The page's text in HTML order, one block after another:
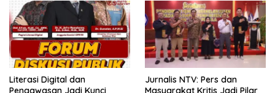
Literasi Digital dan
Pengawasan Jadi Kunci
Jurnalis NTV: Pers dan
Masyarakat Kritis Jadi Pilar